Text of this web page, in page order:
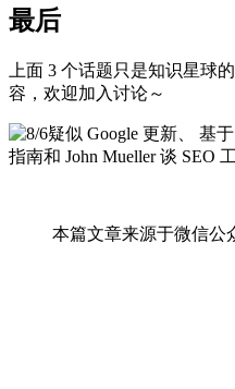
最后
上面 3 个话题只是知识星球
容，欢迎加入讨论～
本篇文章来源于微信公